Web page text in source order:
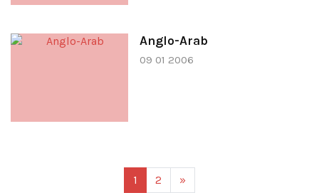
Anglo-Arab
09 01 2006
1 2 »